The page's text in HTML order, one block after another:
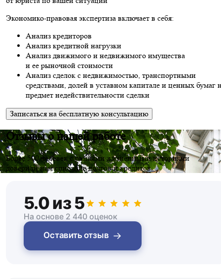
Экономико-правовая экспертиза включает в себя:
Анализ кредиторов
Анализ кредитной нагрузки
Анализ движимого и недвижимого имущества
и ее рыночной стоимости
Анализ сделок с недвижимостью, транспортными
средствами, долей в уставном капитале и ценных бумаг
предмет недействительности сделки
Записаться на бесплатную консультацию
Отзывы о нашей работе
Более 500 человек с разными жизненными историями
доверили нам списание долгов и кредитов.
5.0 из 5
На основе 2 440 оценок
Оставить отзыв →